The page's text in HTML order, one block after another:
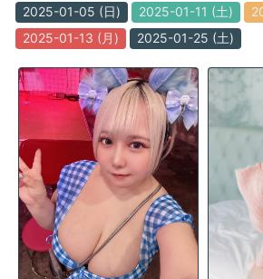
2025-01-05 (日) 2025-01-11 (土)
2025-01-13 (月)
2025-01-25 (土)